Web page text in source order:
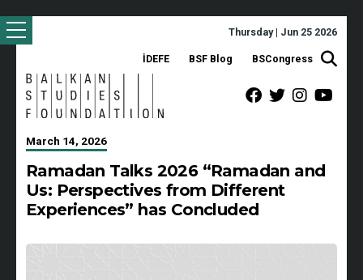
Thursday | Jun 25 2026
İDEFE BSF Blog BSCongress
March 14, 2026
Ramadan Talks 2026 “Ramadan and
Us: Perspectives from Different
Experiences” has Concluded